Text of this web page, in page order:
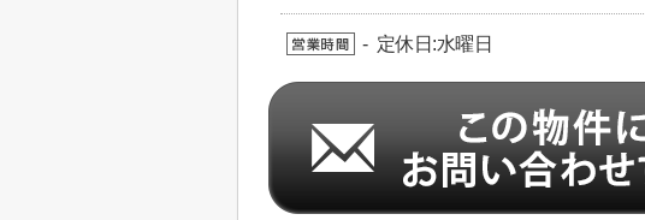
- 定休日:水曜日